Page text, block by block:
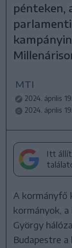
pénteken,
MTI
2024. április
2024. április
Itt
A kormányfő
kormányok,
György
Budapestre